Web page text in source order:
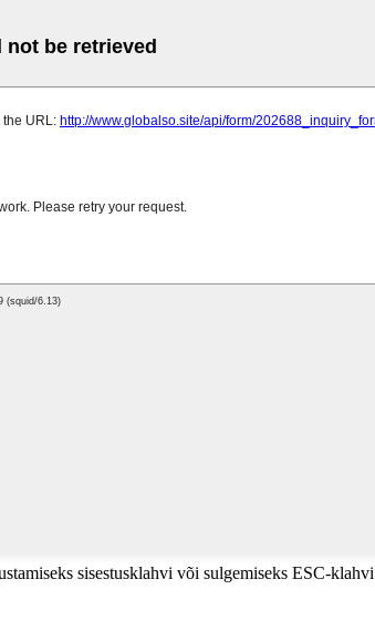
sisestusklahvi või sulgemiseks ESC-klahvi